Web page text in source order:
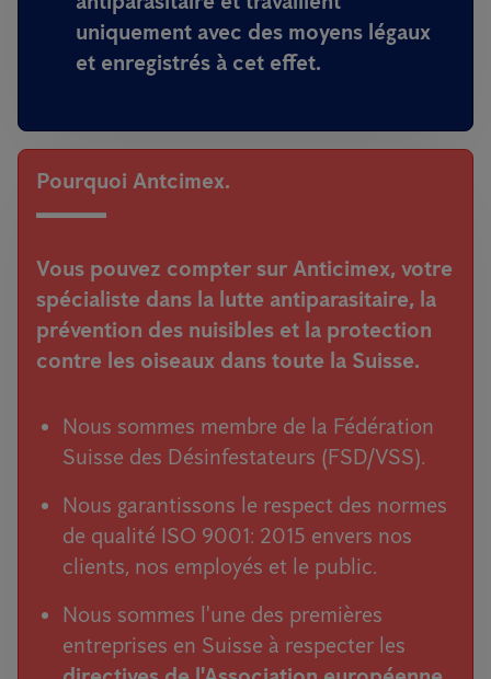
uniquement avec des moyens légaux
et enregistrés à cet effet.
Pourquoi Antcimex.
Vous pouvez compter sur Anticimex, votre
spécialiste dans la lutte antiparasitaire, la
prévention des nuisibles et la protection
contre les oiseaux dans toute la Suisse.
Nous sommes membre de la Fédération
Suisse des Désinfestateurs (FSD/VSS).
Nous garantissons le respect des normes
de qualité ISO 9001: 2015 envers nos
clients, nos employés et le public.
Nous sommes l'une des premières
entreprises en Suisse à respecter les